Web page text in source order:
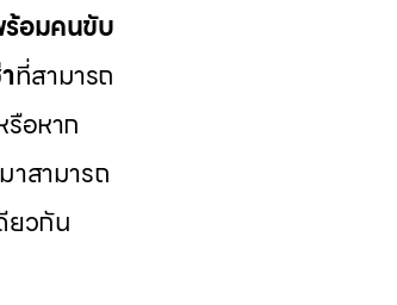
ร้อมคนขับ
ที่สามารถ
อหาก
าสามารถ
ยวกัน